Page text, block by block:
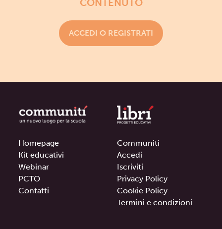
CONTENUTO
ACCEDI O REGISTRATI
Homepage
Kit educativi
Webinar
PCTO
Contatti
Communitì
Accedi
Iscriviti
Privacy Policy
Cookie Policy
Termini e condizioni